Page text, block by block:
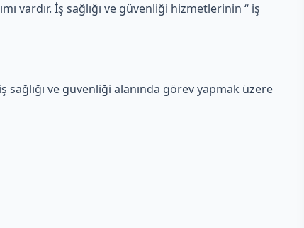
vardır. İş sağlığı ve güvenliği hizmetlerinin “ iş
sağlığı ve güvenliği alanında görev yapmak üzere